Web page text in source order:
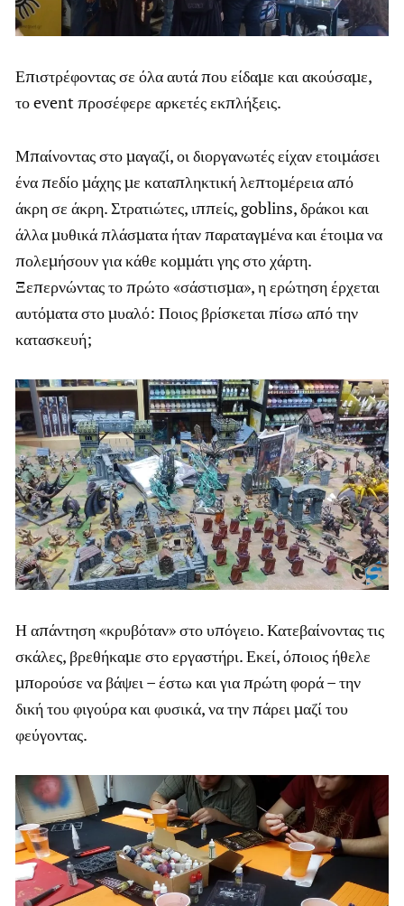
Επιστρέφοντας σε όλα αυτά που είδαμε και ακούσαμε,
το event προσέφερε αρκετές εκπλήξεις.
Μπαίνοντας στο μαγαζί, οι διοργανωτές είχαν ετοιμάσει
ένα πεδίο μάχης με καταπληκτική λεπτομέρεια από
άκρη σε άκρη. Στρατιώτες, ιππείς, goblins, δράκοι και
άλλα μυθικά πλάσματα ήταν παραταγμένα και έτοιμα να
πολεμήσουν για κάθε κομμάτι γης στο χάρτη.
Ξεπερνώντας το πρώτο «σάστισμα», η ερώτηση έρχεται
αυτόματα στο μυαλό: Ποιος βρίσκεται πίσω από την
κατασκευή;
Η απάντηση «κρυβόταν» στο υπόγειο. Κατεβαίνοντας τις
σκάλες, βρεθήκαμε στο εργαστήρι. Εκεί, όποιος ήθελε
μπορούσε να βάψει – έστω και για πρώτη φορά – την
δική του φιγούρα και φυσικά, να την πάρει μαζί του
φεύγοντας.